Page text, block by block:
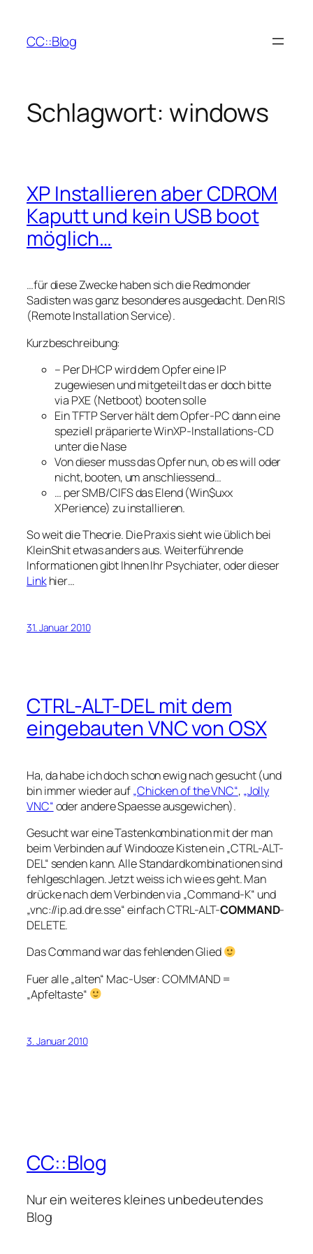
springen
CC::Blog
Schlagwort: windows
XP Installieren aber CDROM
Kaputt und kein USB boot
möglich…
…für diese Zwecke haben sich die Redmonder
Sadisten was ganz besonderes ausgedacht. Den RIS
(Remote Installation Service).
Kurzbeschreibung:
– Per DHCP wird dem Opfer eine IP
zugewiesen und mitgeteilt das er doch bitte
via PXE (Netboot) booten solle
Ein TFTP Server hält dem Opfer-PC dann eine
speziell präparierte WinXP-Installations-CD
unter die Nase
Von dieser muss das Opfer nun, ob es will oder
nicht, booten, um anschliessend…
… per SMB/CIFS das Elend (Win$uxx
XPerience) zu installieren.
So weit die Theorie. Die Praxis sieht wie üblich bei
KleinShit etwas anders aus. Weiterführende
Informationen gibt Ihnen Ihr Psychiater, oder dieser
Linkhier…
31. Januar 2010
CTRL-ALT-DEL mit dem
eingebauten VNC von OSX
Ha, da habe ich doch schon ewig nach gesucht (und
bin immer wieder auf„Chicken of the VNC“, „Jolly
VNC“oder andere Spaesse ausgewichen).
Gesucht war eine Tastenkombination mit der man
beim Verbinden auf Windooze Kisten ein „CTRL-ALT-
DEL“ senden kann. Alle Standardkombinationen sind
fehlgeschlagen. Jetzt weiss ich wie es geht. Man
drücke nach dem Verbinden via „Command-K“ und
„vnc://ip.ad.dre.sse“ einfach CTRL-ALT-COMMAND-
DELETE.
Das Command war das fehlenden Glied
Fuer alle „alten“ Mac-User: COMMAND =
„Apfeltaste“
3. Januar 2010
CC::Blog
Nur ein weiteres kleines unbedeutendes
Blog